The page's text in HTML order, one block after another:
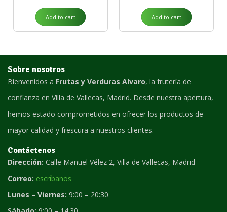
Add to cart Add to cart
Sobre nosotros
Bienvenidos a Frutas y Verduras Alvaro, la frutería de
confianza en Villa de Vallecas, Madrid. Desde nuestra apertura,
hemos estado comprometidos en ofrecer los productos de
mayor calidad y frescura a nuestros clientes.
Contáctenos
Dirección: Calle Manuel Vélez 2, Villa de Vallecas, Madrid
Correo: escríbanos
Lunes – Viernes: 9:00 – 20:30